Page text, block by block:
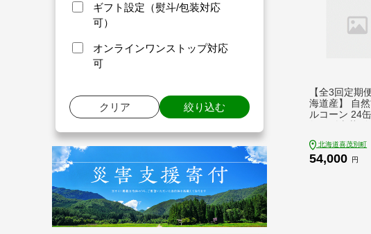
ギフト設定（熨斗/包装対応
可）
オンラインワンストップ対応
可
クリア 絞り込む
【全3回定期
海道産】 自
ルコーン 24缶
ーン コーン缶
ろこし トウモ
北海道喜茂別町
54,000 円